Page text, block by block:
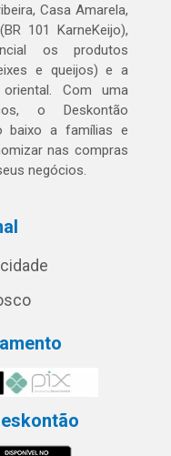
Casa Amarela,
101 KarneKeijo),
os produtos
e queijos) e a
Com uma
o Deskontão
baixo a famílias e
nas compras
negócios.